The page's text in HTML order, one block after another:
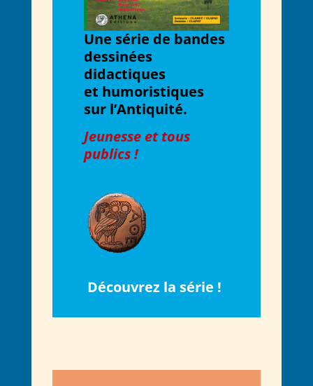
Une série de bandes
dessinées
didactiques
et humoristiques
sur l’Antiquité.
Jeunesse et tous
publics !
Découvrez la série !